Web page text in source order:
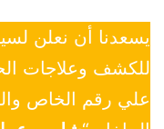
يسعدنا أن نعلن
للكشف وعلاجات
علي رقم الخاص